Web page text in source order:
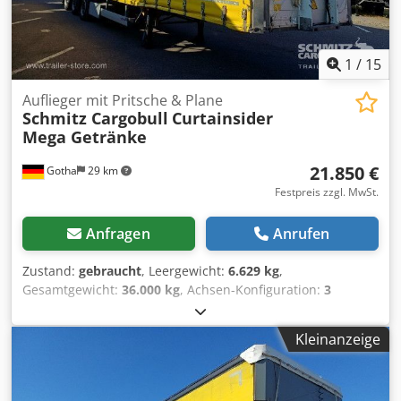
Credpjzqftuefx Aatjf
1 / 15
Gotha 29 km
Auflieger mit Pritsche & Plane
Schmitz Cargobull Curtainsider
Mega Getränke
21.850 €
Festpreis zzgl. MwSt.
Anfragen Anrufen
Zustand: gebraucht, Leergewicht: 6.629 kg,
Gesamtgewicht: 36.000 kg, Achsen-Konfiguration: 3
05/2022
mm, Laderaumbreite:2.480 mm, Laderaumhöhe:2.900
, Federung:Luft,
, Farbe:Gelb, Baujahr:
529.612 km, Ausstattung: ABS,
Kleinanzeige